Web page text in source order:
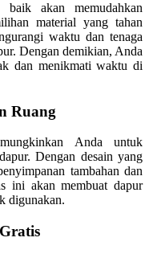
akan memudahkan
material yang tahan
waktu dan tenaga
Dengan demikian, Anda
dan menikmati waktu di
Ruang
Anda untuk
Dengan desain yang
tambahan dan
ini akan membuat dapur
digunakan.